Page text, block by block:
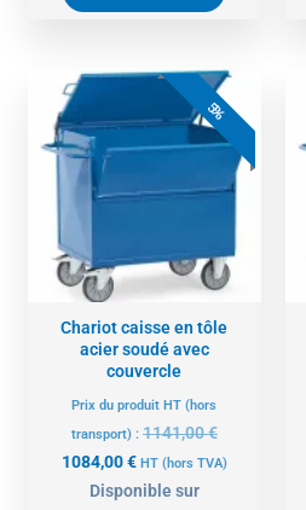
5%
Chariot caisse en tôle
acier soudé avec
couvercle
Prix du produit HT (hors
transport) : 1141,00€
Le
prix
initial
était :
1141,00 €.
1084,00€
Le
actuel
1084,00 €.
HT (hors TVA)
Disponible sur